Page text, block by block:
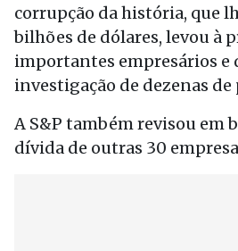
corrupção da história, que
bilhões de dólares, levou à
importantes empresários e
investigação de dezenas
A S&P também revisou em
dívida de outras 30